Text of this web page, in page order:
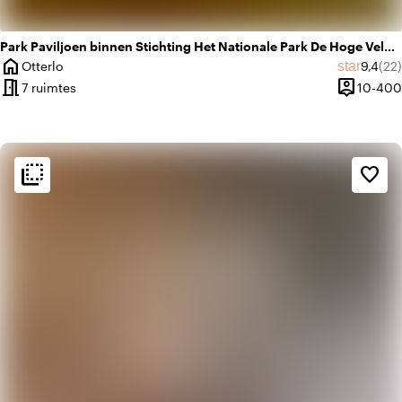
Park Paviljoen binnen Stichting Het Nationale Park De Hoge Veluwe
home
Plaats
Otterlo star9,4(22)
meeting_room7 ruimtes person_pin10-400
flip_to_back favorite_border
flip_to_back Sfeer en esthetiek
style
Hotel Chic